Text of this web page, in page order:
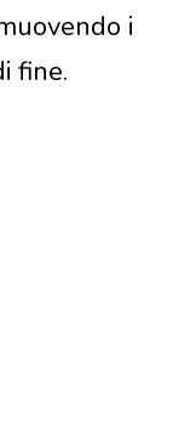
i
fine.